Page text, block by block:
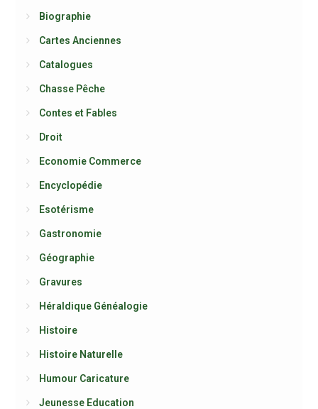
Biographie
Cartes Anciennes
Catalogues
Chasse Pêche
Contes et Fables
Droit
Economie Commerce
Encyclopédie
Esotérisme
Gastronomie
Géographie
Gravures
Héraldique Généalogie
Histoire
Histoire Naturelle
Humour Caricature
Jeunesse Education